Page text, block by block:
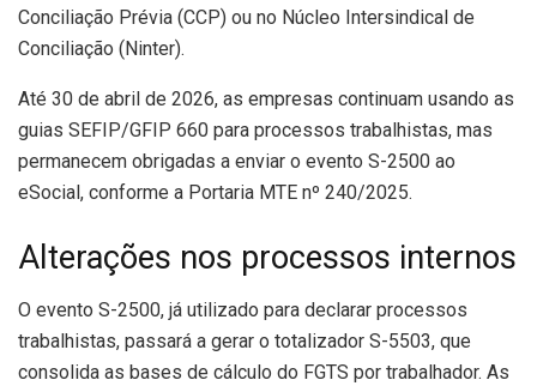
Conciliação Prévia (CCP) ou no Núcleo Intersindical de
Conciliação (Ninter).
Até 30 de abril de 2026, as empresas continuam usando as
guias SEFIP/GFIP 660 para processos trabalhistas, mas
permanecem obrigadas a enviar o evento S-2500 ao
eSocial, conforme a Portaria MTE nº 240/2025.
Alterações nos processos internos
O evento S-2500, já utilizado para declarar processos
trabalhistas, passará a gerar o totalizador S-5503, que
consolida as bases de cálculo do FGTS por trabalhador. As